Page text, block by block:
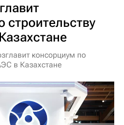
строительству
консорциум по
в Казахстане